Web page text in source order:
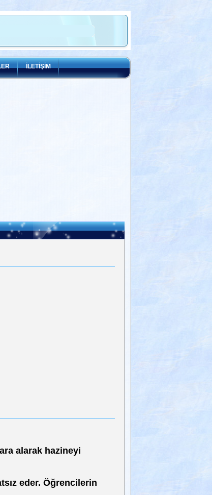
İLETİŞİM
alarak hazineyi
eder. Öğrencilerin